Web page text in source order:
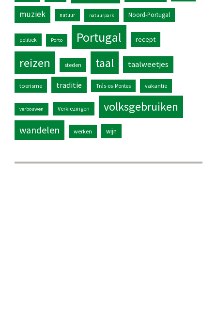
muziek natuur natuurpark Noord-Portugal
politiek Porto Portugal recept
reizen steden taal taalweetjes
toerisme traditie Trás-os-Montes vakantie
verbouwen Verkiezingen volksgebruiken
wandelen werken wijn